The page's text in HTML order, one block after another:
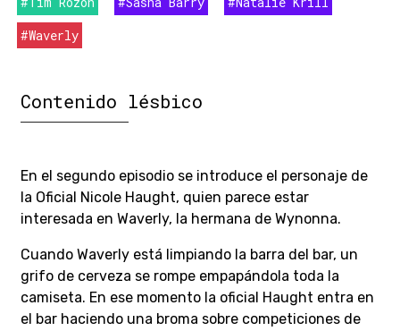
#Waverly
Contenido lésbico
En el segundo episodio se introduce el personaje de
la Oficial Nicole Haught, quien parece estar
interesada en Waverly, la hermana de Wynonna.
Cuando Waverly está limpiando la barra del bar, un
grifo de cerveza se rompe empapándola toda la
camiseta. En ese momento la oficial Haught entra en
el bar haciendo una broma sobre competiciones de